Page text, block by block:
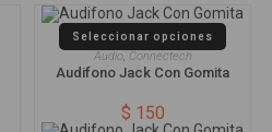
Seleccionar opciones
Audio, Connectech
Audifono Jack Con Gomita
$ 150